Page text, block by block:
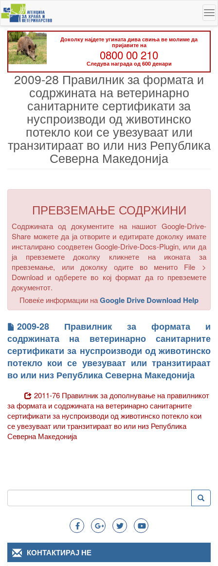
Skip
to
main
content
Доколку најдете угината дива свиња ве молиме да
пријавите на
0800 00 210
Следува награда од 600 денари
2009-28 Правилник за формата и
содржината на ветеринарно
санитарните сертификати за
нуспроизводи од животинско
потекло кои се увезуваат или
транзитираат во или низ Република
Северна Македонија
ПРЕВЗЕМАЊЕ СОДРЖИНИ
Содржината од документите на нашиот Google-Drive-
Share можете да ја отворите и едитирате доколку имате
инсталирано соодветен Google-Drive-Docs-Plugin, или да
ја превземете доколку кликнете на иконата за
превземање, или доколку одите во менито File >
Download и одберете во кој формат да го превземете
документот.
Повеќе информации наGoogle Drive Download Help
2009-28 Правилник за формата и
содржината на ветеринарно санитарните
сертификати за нуспроизводи од животинско
потекло кои се увезуваат или транзитираат
во или низ Република Северна Македонија
2011-76 Правилник за дополнување на правилникот
за формата и содржината на ветеринарно санитарните
сертификати за нуспроизводи од животинско потекло кои
се увезуваат или транзитираат во или низ Република
Северна Македонија
Search
Пребарување
КОНТАКТИРАЈ НЕ